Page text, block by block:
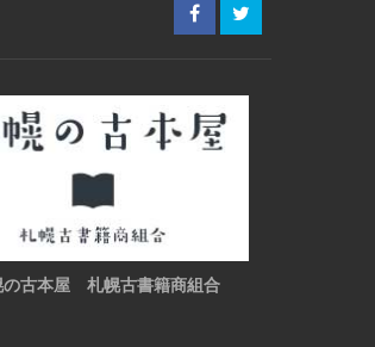
の古本屋 札幌古書籍商組合